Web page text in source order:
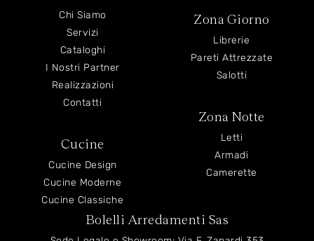
Chi Siamo
Servizi
Cataloghi
I Nostri Partner
Realizzazioni
Contatti
Cucine
Cucine Design
Cucine Moderne
Cucine Classiche
Zona Giorno
Librerie
Pareti Attrezzate
Salotti
Zona Notte
Letti
Armadi
Camerette
Bolelli Arredamenti Sas